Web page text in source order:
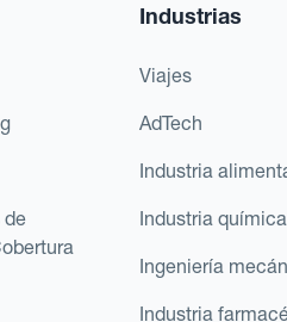
de
Industrias
Viajes
AdTech
Industria
Industria química
Ingeniería
Industria